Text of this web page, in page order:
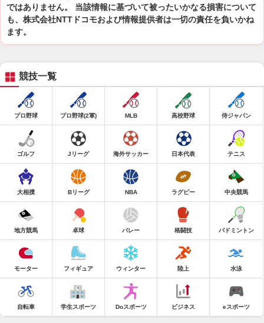
ではありません。 当該情報に基づいて被ったいかなる損害について
も、株式会社NTTドコモおよび情報提供者は一切の責任を負いかね
ます。
競技一覧
プロ野球 プロ野球(2軍) MLB 高校野球 侍ジャパン
ゴルフ Jリーグ 海外サッカー 日本代表 テニス
大相撲 Bリーグ NBA ラグビー 中央競馬
地方競馬 卓球 バレー 格闘技 バドミントン
モーター フィギュア ウィンター 陸上 水泳
自転車 学生スポーツ Doスポーツ ビジネス eスポーツ